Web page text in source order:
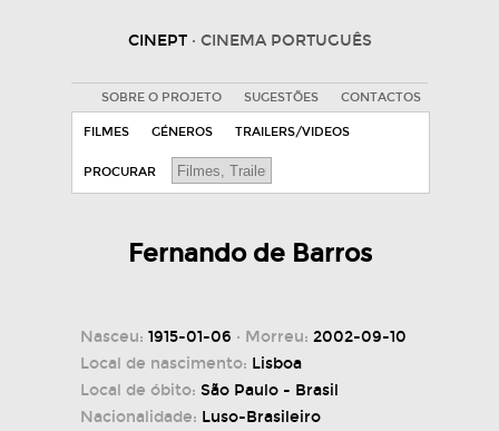
CINEPT · CINEMA PORTUGUÊS
SOBRE O PROJETO SUGESTÕES CONTACTOS
FILMES GÉNEROS TRAILERS/VIDEOS
PROCURAR
Fernando de Barros
Nasceu: 1915-01-06 · Morreu: 2002-09-10
Local de nascimento: Lisboa
Local de óbito: São Paulo - Brasil
Nacionalidade: Luso-Brasileiro